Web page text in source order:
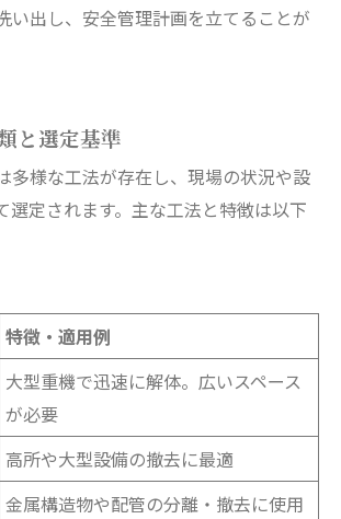
い出し、安全管理計画を立てることが
と選定基準
多様な工法が存在し、現場の状況や設
選定されます。主な工法と特徴は以下
特徴・適用例
大型重機で迅速に解体。広いスペース
が必要
高所や大型設備の撤去に最適
金属構造物や配管の分離・撤去に使用